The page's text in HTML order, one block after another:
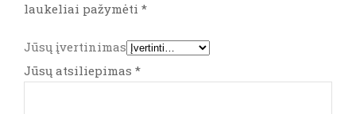
laukeliai pažymėti *
Jūsų įvertinimas
Jūsų atsiliepimas *